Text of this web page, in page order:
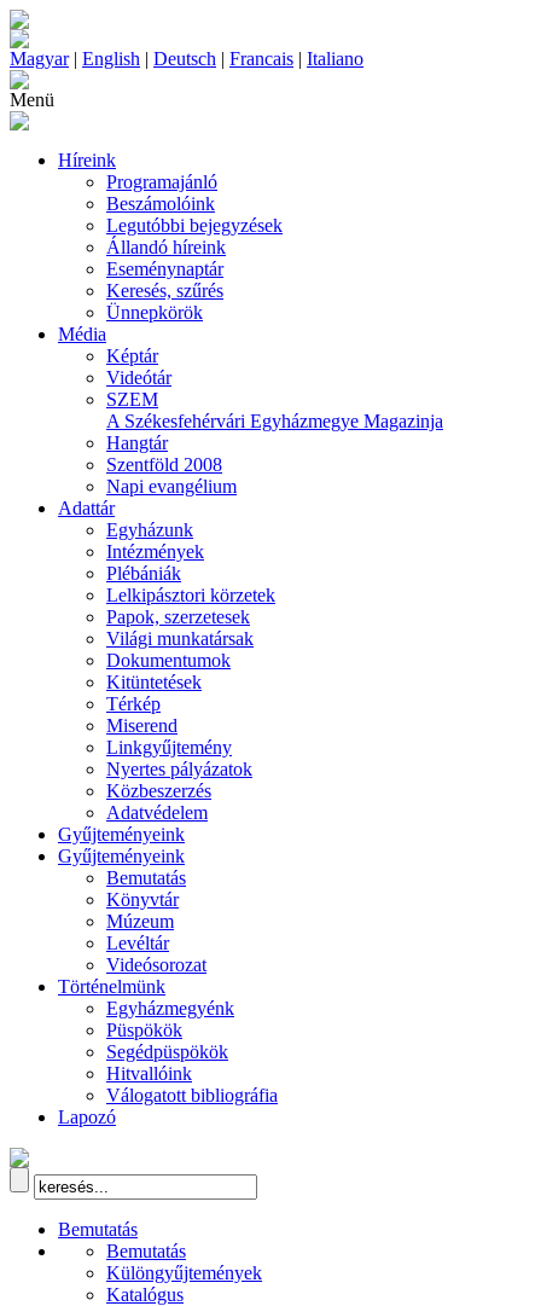
Magyar| English | Deutsch | Francais | Italiano
Menü
Híreink
Programajánló
Beszámolóink
Legutóbbi bejegyzések
Állandó híreink
Eseménynaptár
Keresés, szűrés
Ünnepkörök
Média
Képtár
Videótár
SZEM
A Székesfehérvári Egyházmegye Magazinja
Hangtár
Szentföld 2008
Napi evangélium
Adattár
Egyházunk
Intézmények
Plébániák
Lelkipásztori körzetek
Papok, szerzetesek
Világi munkatársak
Dokumentumok
Kitüntetések
Térkép
Miserend
Linkgyűjtemény
Nyertes pályázatok
Közbeszerzés
Adatvédelem
Gyűjteményeink
Gyűjteményeink
Bemutatás
Könyvtár
Múzeum
Levéltár
Videósorozat
Történelmünk
Egyházmegyénk
Püspökök
Segédpüspökök
Hitvallóink
Válogatott bibliográfia
Lapozó
Bemutatás
Bemutatás
Különgyűjtemények
Katalógus